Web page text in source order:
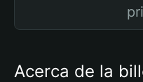
Acerca de la